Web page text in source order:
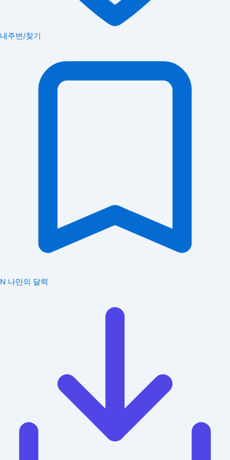
내주변/찾기
N 나만의 달력